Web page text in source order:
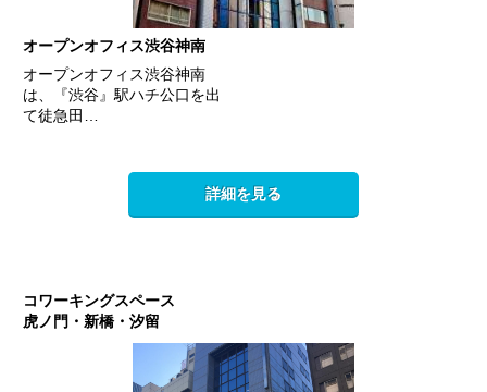
オープンオフィス渋谷神南
オープンオフィス渋谷神南
は、『渋谷』駅ハチ公口を出
て徒急田…
詳細を見る
コワーキングスペース
虎ノ門・新橋・汐留